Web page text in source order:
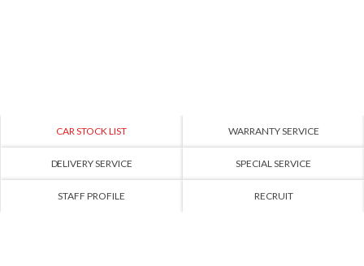
CAR STOCK LIST WARRANTY SERVICE
DELIVERY SERVICE SPECIAL SERVICE
STAFF PROFILE RECRUIT